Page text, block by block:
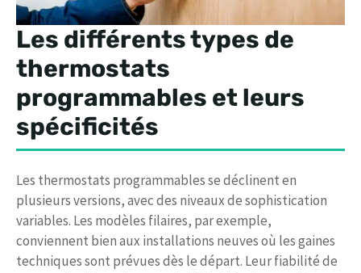
Les différents types de
thermostats
programmables et leurs
spécificités
Les thermostats programmables se déclinent en
plusieurs versions, avec des niveaux de sophistication
variables. Les modèles filaires, par exemple,
conviennent bien aux installations neuves où les gaines
techniques sont prévues dès le départ. Leur fiabilité de